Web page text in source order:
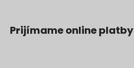
Prijímame online platby